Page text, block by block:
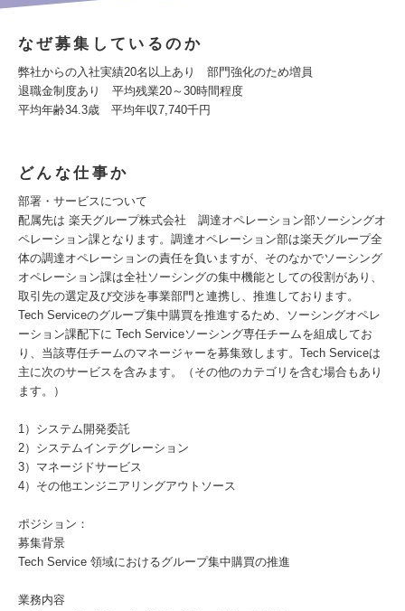
なぜ募集しているのか
弊社からの入社実績20名以上あり 部門強化のため増員
退職金制度あり 平均残業20～30時間程度
平均年齢34.3歳 平均年収7,740千円
どんな仕事か
部署・サービスについて
配属先は 楽天グループ株式会社 調達オペレーション部ソーシングオ
ペレーション課となります。調達オペレーション部は楽天グループ全
体の調達オペレーションの責任を負いますが、そのなかでソーシング
オペレーション課は全社ソーシングの集中機能としての役割があり、
取引先の選定及び交渉を事業部門と連携し、推進しております。
Tech Serviceのグループ集中購買を推進するため、ソーシングオペレ
ーション課配下に Tech Serviceソーシング専任チームを組成してお
り、当該専任チームのマネージャーを募集致します。Tech Serviceは
主に次のサービスを含みます。（その他のカテゴリを含む場合もあり
ます。）
1）システム開発委託
2）システムインテグレーション
3）マネージドサービス
4）その他エンジニアリングアウトソース
ポジション：
募集背景
Tech Service 領域におけるグループ集中購買の推進
業務内容